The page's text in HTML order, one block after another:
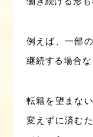
例えば、一部
継続する場合な
転籍を望まな
変えずに済む